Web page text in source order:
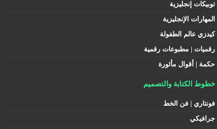
توبيكات إنجليزية
المهارات الإنجليزية
كيدزي عالم الطفولة
رقميات | مطبوعات رقمية
حكمة | أقوال مأثورة
خطوط الكتابة والتصميم
فونتاري | فن الخط
جرافيكي